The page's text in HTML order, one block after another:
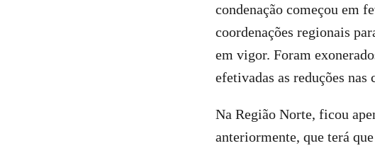
condenação começou em
coordenações regionais
em vigor. Foram
efetivadas as reduções nas
Na Região Norte, ficou
anteriormente, que terá